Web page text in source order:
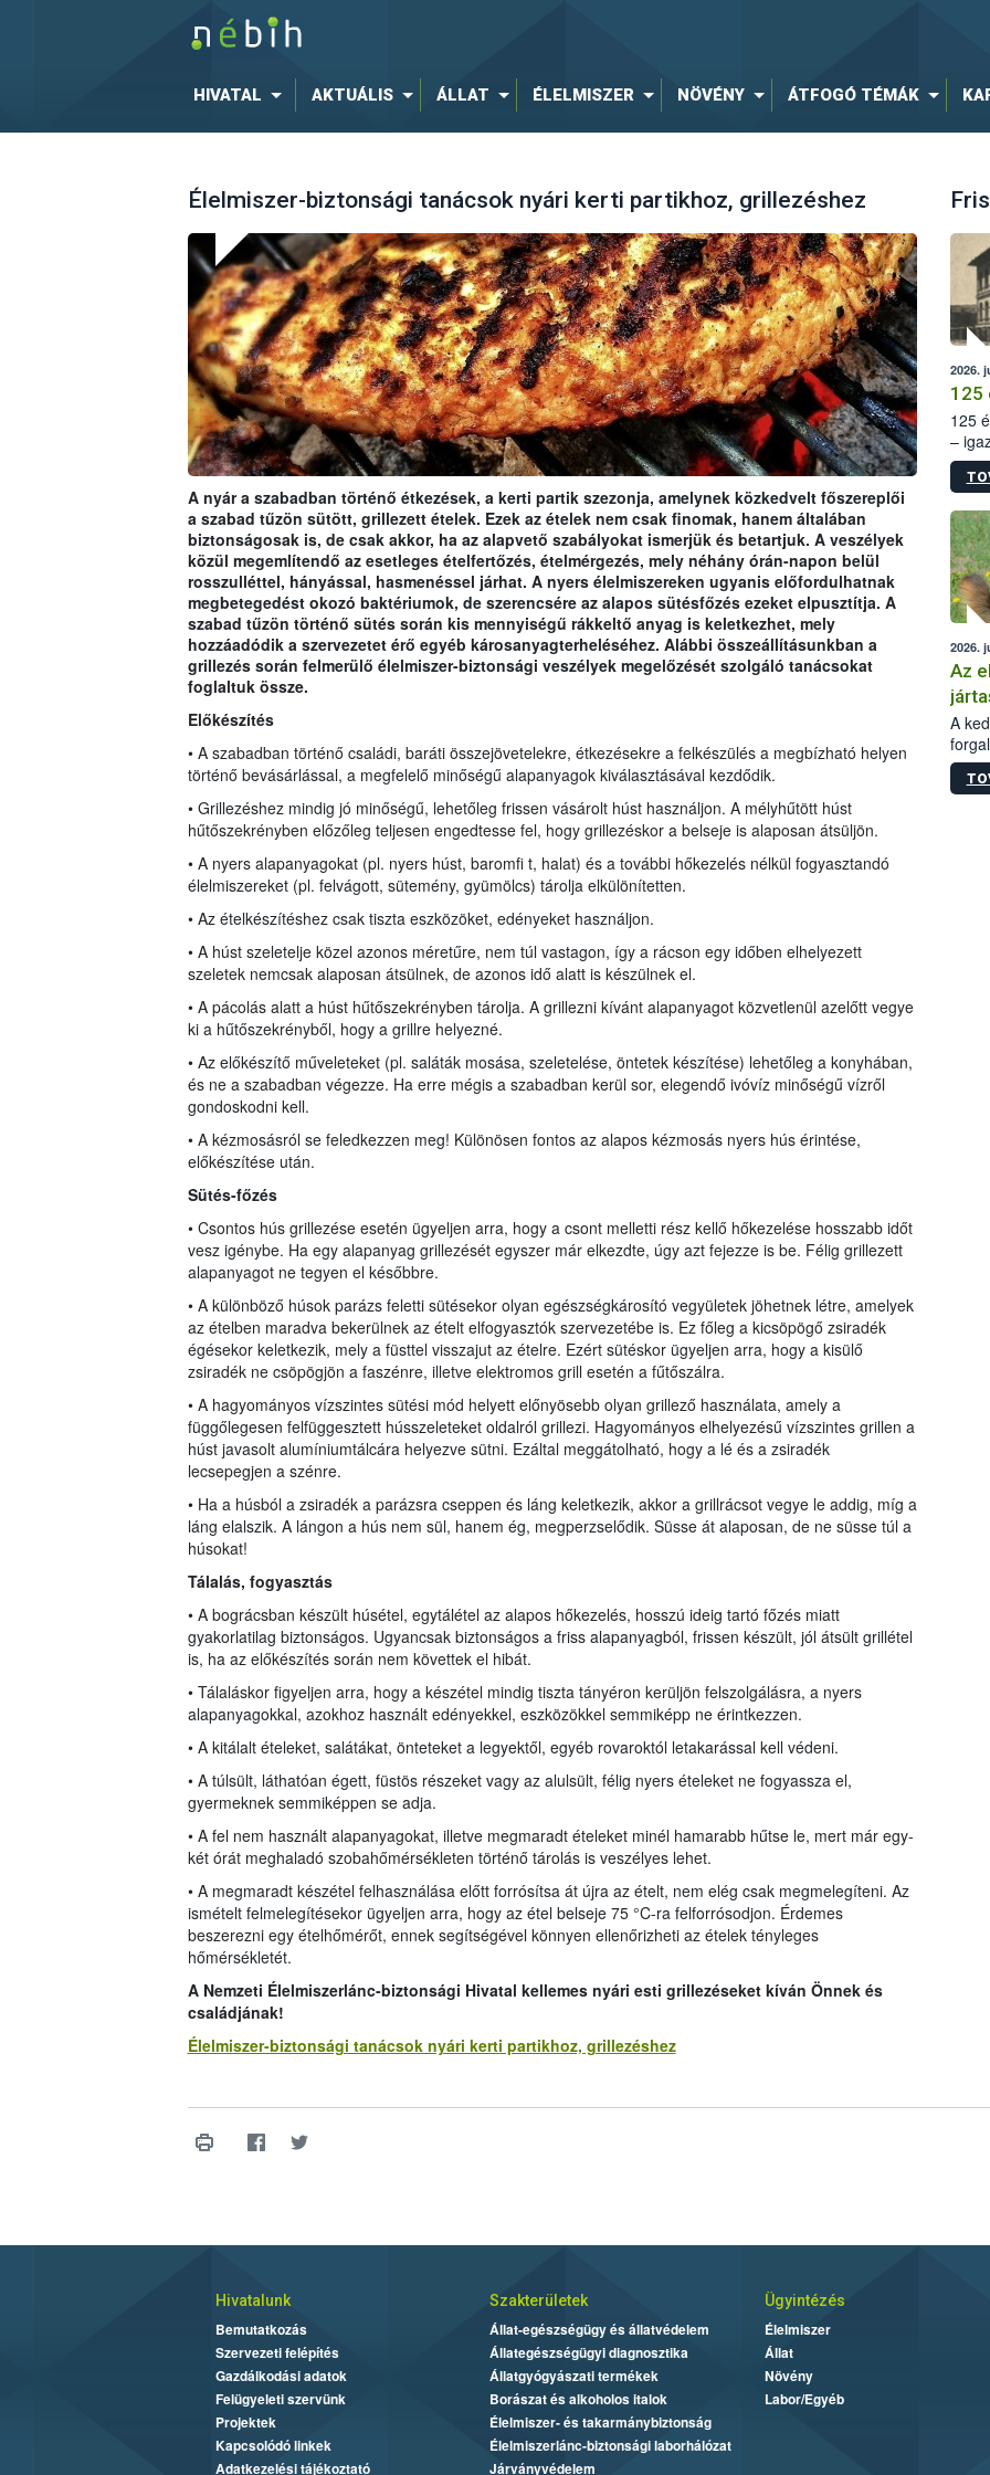
HIVATAL AKTUÁLIS ÁLLAT ÉLELMISZER NÖVÉNY ÁTFOGÓ TÉMÁK
Élelmiszer-biztonsági tanácsok nyári kerti partikhoz, grillezéshez
A nyár a szabadban történő étkezések, a kerti partik szezonja, amelynek közkedvelt főszereplői
a szabad tűzön sütött, grillezett ételek. Ezek az ételek nem csak finomak, hanem általában
biztonságosak is, de csak akkor, ha az alapvető szabályokat ismerjük és betartjuk. A veszélyek
közül megemlítendő az esetleges ételfertőzés, ételmérgezés, mely néhány órán-napon belül
rosszulléttel, hányással, hasmenéssel járhat. A nyers élelmiszereken ugyanis előfordulhatnak
megbetegedést okozó baktériumok, de szerencsére az alapos sütésfőzés ezeket elpusztítja. A
szabad tűzön történő sütés során kis mennyiségű rákkeltő anyag is keletkezhet, mely
hozzáadódik a szervezetet érő egyéb károsanyagterheléséhez. Alábbi összeállításunkban a
grillezés során felmerülő élelmiszer-biztonsági veszélyek megelőzését szolgáló tanácsokat
foglaltuk össze.
Előkészítés
• A szabadban történő családi, baráti összejövetelekre, étkezésekre a felkészülés a megbízható helyen
történő bevásárlással, a megfelelő minőségű alapanyagok kiválasztásával kezdődik.
• Grillezéshez mindig jó minőségű, lehetőleg frissen vásárolt húst használjon. A mélyhűtött húst
hűtőszekrényben előzőleg teljesen engedtesse fel, hogy grillezéskor a belseje is alaposan átsüljön.
• A nyers alapanyagokat (pl. nyers húst, baromfi t, halat) és a további hőkezelés nélkül fogyasztandó
élelmiszereket (pl. felvágott, sütemény, gyümölcs) tárolja elkülönítetten.
• Az ételkészítéshez csak tiszta eszközöket, edényeket használjon.
• A húst szeletelje közel azonos méretűre, nem túl vastagon, így a rácson egy időben elhelyezett
szeletek nemcsak alaposan átsülnek, de azonos idő alatt is készülnek el.
• A pácolás alatt a húst hűtőszekrényben tárolja. A grillezni kívánt alapanyagot közvetlenül azelőtt vegye
ki a hűtőszekrényből, hogy a grillre helyezné.
• Az előkészítő műveleteket (pl. saláták mosása, szeletelése, öntetek készítése) lehetőleg a konyhában,
és ne a szabadban végezze. Ha erre mégis a szabadban kerül sor, elegendő ivóvíz minőségű vízről
gondoskodni kell.
• A kézmosásról se feledkezzen meg! Különösen fontos az alapos kézmosás nyers hús érintése,
előkészítése után.
Sütés-főzés
• Csontos hús grillezése esetén ügyeljen arra, hogy a csont melletti rész kellő hőkezelése hosszabb időt
vesz igénybe. Ha egy alapanyag grillezését egyszer már elkezdte, úgy azt fejezze is be. Félig grillezett
alapanyagot ne tegyen el későbbre.
• A különböző húsok parázs feletti sütésekor olyan egészségkárosító vegyületek jöhetnek létre, amelyek
az ételben maradva bekerülnek az ételt elfogyasztók szervezetébe is. Ez főleg a kicsöpögő zsiradék
égésekor keletkezik, mely a füsttel visszajut az ételre. Ezért sütéskor ügyeljen arra, hogy a kisülő
zsiradék ne csöpögjön a faszénre, illetve elektromos grill esetén a fűtőszálra.
• A hagyományos vízszintes sütési mód helyett előnyösebb olyan grillező használata, amely a
függőlegesen felfüggesztett hússzeleteket oldalról grillezi. Hagyományos elhelyezésű vízszintes grillen a
húst javasolt alumíniumtálcára helyezve sütni. Ezáltal meggátolható, hogy a lé és a zsiradék
lecsepegjen a szénre.
• Ha a húsból a zsiradék a parázsra cseppen és láng keletkezik, akkor a grillrácsot vegye le addig, míg a
láng elalszik. A lángon a hús nem sül, hanem ég, megperzselődik. Süsse át alaposan, de ne süsse túl a
húsokat!
Tálalás, fogyasztás
• A bográcsban készült húsétel, egytálétel az alapos hőkezelés, hosszú ideig tartó főzés miatt
gyakorlatilag biztonságos. Ugyancsak biztonságos a friss alapanyagból, frissen készült, jól átsült grillétel
is, ha az előkészítés során nem követtek el hibát.
• Tálaláskor figyeljen arra, hogy a készétel mindig tiszta tányéron kerüljön felszolgálásra, a nyers
alapanyagokkal, azokhoz használt edényekkel, eszközökkel semmiképp ne érintkezzen.
• A kitálalt ételeket, salátákat, önteteket a legyektől, egyéb rovaroktól letakarással kell védeni.
• A túlsült, láthatóan égett, füstös részeket vagy az alulsült, félig nyers ételeket ne fogyassza el,
gyermeknek semmiképpen se adja.
• A fel nem használt alapanyagokat, illetve megmaradt ételeket minél hamarabb hűtse le, mert már egy-
két órát meghaladó szobahőmérsékleten történő tárolás is veszélyes lehet.
• A megmaradt készétel felhasználása előtt forrósítsa át újra az ételt, nem elég csak megmelegíteni. Az
ismételt felmelegítésekor ügyeljen arra, hogy az étel belseje 75 °C-ra felforrósodjon. Érdemes
beszerezni egy ételhőmérőt, ennek segítségével könnyen ellenőrizheti az ételek tényleges
hőmérsékletét.
A Nemzeti Élelmiszerlánc-biztonsági Hivatal kellemes nyári esti grillezéseket kíván Önnek és
családjának!
Élelmiszer-biztonsági tanácsok nyári kerti partikhoz, grillezéshez
2026.
125
125
–
15.
2026.
Az
A
Hivatalunk
Bemutatkozás
Szervezeti felépítés
Gazdálkodási adatok
Felügyeleti szervünk
Projektek
Kapcsolódó linkek
Adatkezelési tájékoztató
Szakterületek
Állat-egészségügy és állatvédelem
Állategészségügyi diagnosztika
Állatgyógyászati termékek
Borászat és alkoholos italok
Élelmiszer- és takarmánybiztonság
Élelmiszerlánc-biztonsági laborhálózat
Járványvédelem
Ügyintézés
Élelmiszer
Állat
Növény
Labor/Egyéb